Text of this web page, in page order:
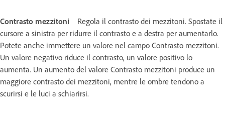
Contrasto mezzitoni
Regola il contrasto dei mezzitoni. Spostate il
cursore a sinistra per ridurre il contrasto e a destra per aumentarlo.
Potete anche immettere un valore nel campo Contrasto mezzitoni.
Un valore negativo riduce il contrasto, un valore positivo lo
aumenta. Un aumento del valore Contrasto mezzitoni produce un
maggiore contrasto dei mezzitoni, mentre le ombre tendono a
scurirsi e le luci a schiarirsi.